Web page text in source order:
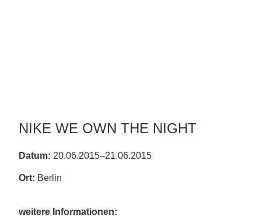
NIKE WE OWN THE NIGHT
Datum: 20.06.2015–21.06.2015
Ort: Berlin
weitere Informationen: